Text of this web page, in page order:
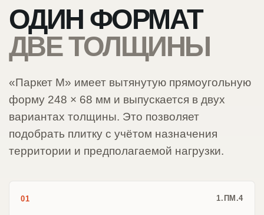
ОДИН ФОРМАТ
ДВЕ ТОЛЩИНЫ
«Паркет М» имеет вытянутую прямоугольную
форму 248 × 68 мм и выпускается в двух
вариантах толщины. Это позволяет
подобрать плитку с учётом назначения
территории и предполагаемой нагрузки.
01 1.ПМ.4